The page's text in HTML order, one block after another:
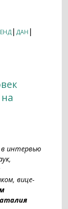
| ДАН |
в интервью
вице-